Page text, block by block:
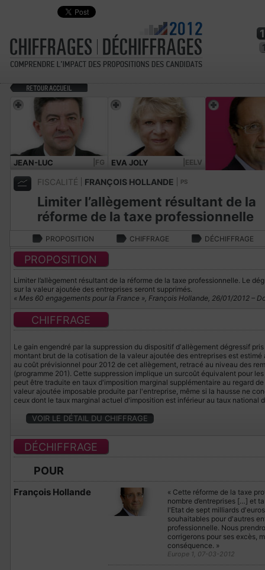
JEAN-LUC
MÉLENCHON
|FG EVA JOLY |EELV
FISCALITÉ FRANÇOIS HOLLANDE PS
Limiter l’allègement résultant de la
réforme de la taxe professionnelle
PROPOSITION CHIFFRAGE DÉCHIFFRAGE
PROPOSITION
Limiter l’allègement résultant de la réforme de la taxe professionnelle. Le
sur la valeur ajoutée des entreprises seront supprimés.
« Mes 60 engagements pour la France », François Hollande, 26/01/2012 –
CHIFFRAGE
Le gain engendré par la suppression du dispositif d'allègement dégressif
montant brut de la cotisation de la valeur ajoutée des entreprises est
au coût prévisionnel pour 2012 de cet allègement, retracé au niveau des
(programme 201). Cette suppression implique un surcoût équivalent pour
peut être traduite en taux d'imposition marginal supplémentaire au regard
valeur ajoutée imposable produite par l'entreprise, même si la hausse ne
ceux dont le taux marginal actuel d'imposition est inférieur au taux national
VOIR LE DÉTAIL DU CHIFFRAGE
DÉCHIFFRAGE
POUR
François Hollande
« Cette réforme de la taxe
nombre d’entreprises […] et
l'Etat de sept milliards
souhaitables pour d'autres
professionnelle. Nous
corrigerons pour ses excès,
conséquence. »
Europe 1, 07-03-2012